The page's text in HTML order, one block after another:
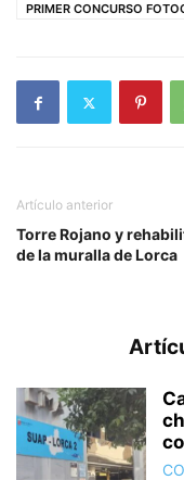
PRIMER CONCURSO
Artículo anterior
Torre Rojano y
de la muralla de Lorca